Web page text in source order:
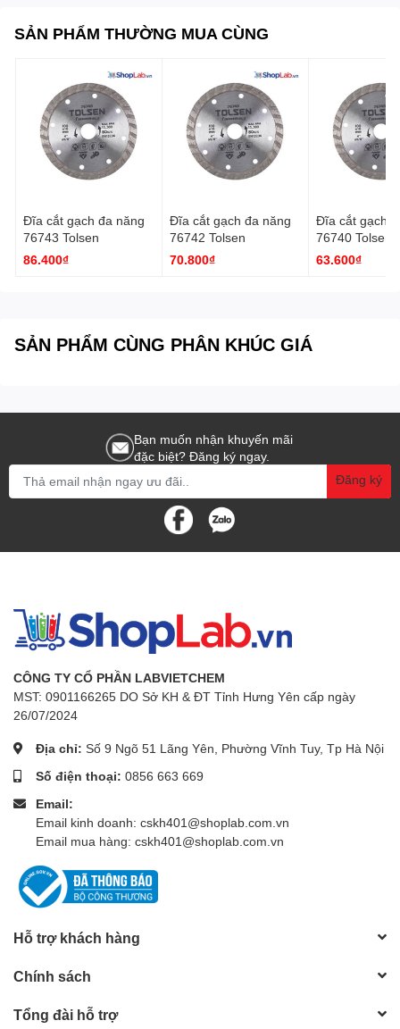
SẢN PHẨM THƯỜNG MUA CÙNG
Đĩa cắt gạch đa năng
76743 Tolsen
86.400₫
Đĩa cắt gạch đa năng
76742 Tolsen
70.800₫
Đĩa cắt gạch đa năng
76740 Tolsen
63.600₫
SẢN PHẨM CÙNG PHÂN KHÚC GIÁ
Bạn muốn nhận khuyến mãi
đặc biệt? Đăng ký ngay.
Đăng ký
CÔNG TY CỔ PHẦN LABVIETCHEM
MST: 0901166265 DO Sở KH & ĐT Tỉnh Hưng Yên cấp ngày
26/07/2024
Địa chỉ: Số 9 Ngõ 51 Lãng Yên, Phường Vĩnh Tuy, Tp Hà Nội
Số điện thoại: 0856 663 669
Email:
Email kinh doanh: cskh401@shoplab.com.vn
Email mua hàng: cskh401@shoplab.com.vn
Hỗ trợ khách hàng
Chính sách
Tổng đài hỗ trợ